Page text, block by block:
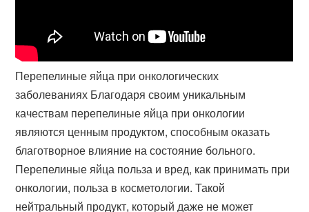
Перепелиные яйца при онкологических
заболеваниях Благодаря своим уникальным
качествам перепелиные яйца при онкологии
являются ценным продуктом, способным оказать
благотворное влияние на состояние больного.
Перепелиные яйца польза и вред, как принимать при
онкологии, польза в косметологии. Такой
нейтральный продукт, который даже не может